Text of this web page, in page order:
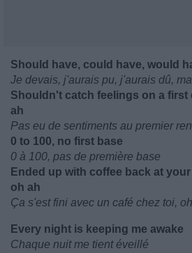
Should have, could have, would
Je devais, j'aurais pu, j'aurais dû,
Shouldn't catch feelings on a first
ah
Pas eu de sentiments au premier
0 to 100, no first base
0 à 100, pas de première base
Ended up with coffee back at
oh ah
Ça s'est fini avec un café chez toi,
Every night is keeping me awake
Chaque nuit me tient éveillé